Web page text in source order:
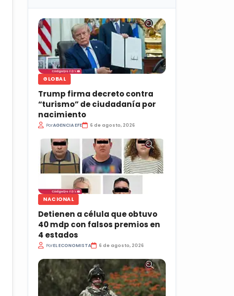
GLOBAL
Trump firma decreto contra
“turismo” de ciudadanía por
nacimiento
PorAGENCIA EFE 6 de agosto, 2026
NACIONAL
Detienen a célula que obtuvo
40 mdp con falsos premios en
4 estados
PorEL ECONOMISTA 6 de agosto, 2026